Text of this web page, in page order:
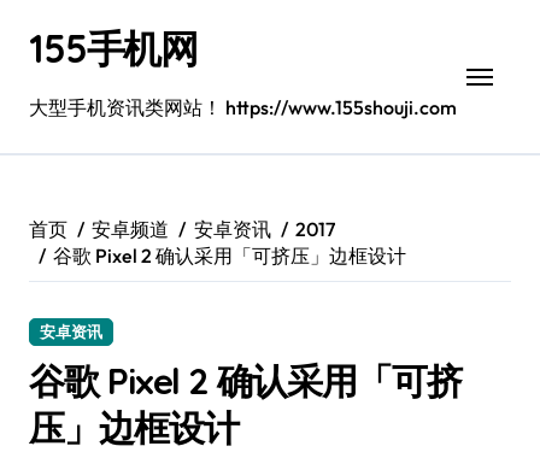
155手机网
大型手机资讯类网站！ https://www.155shouji.com
首页 安卓频道 安卓资讯
2017
谷歌 Pixel 2 确认采用「可挤压」边框设计
安卓资讯
谷歌 Pixel 2 确认采用「可挤
压」边框设计